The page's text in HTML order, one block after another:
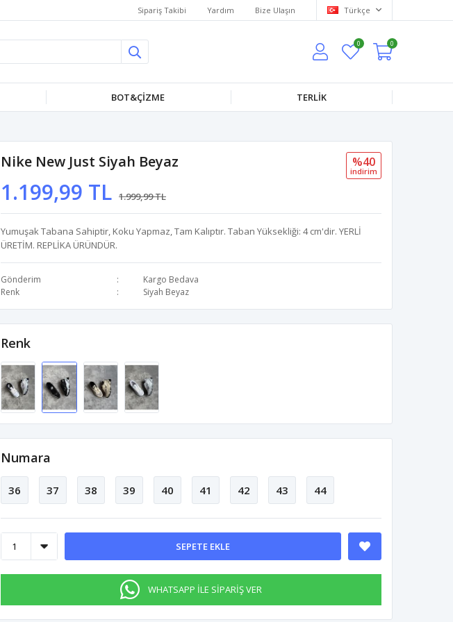
Sipariş Takibi Yardım Bize Ulaşın Türkçe
0 0
BOT&ÇIZME TERLİK
Nike New Just Siyah Beyaz
1.199,99 TL 1.999,99 TL
%40
i̇ndi̇ri̇m
Yumuşak Tabana Sahiptir, Koku Yapmaz, Tam Kalıptır. Taban Yüksekliği: 4 cm'dir. YERLİ
ÜRETİM. REPLİKA ÜRÜNDÜR.
Gönderim
Kargo Bedava
Renk
Siyah Beyaz
Renk
Numara
36 37 38 39 40 41 42 43 44
SEPETE EKLE
WHATSAPP İLE SİPARİŞ VER